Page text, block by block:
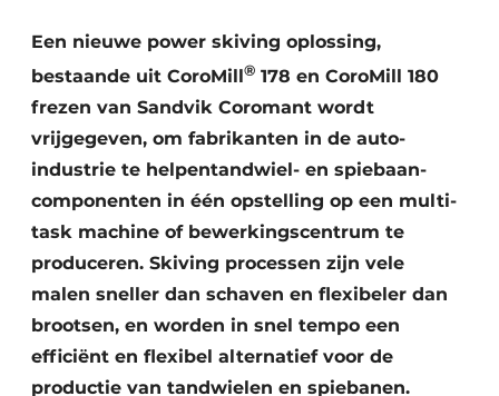
Een nieuwe power skiving oplossing,
bestaande uit CoroMill® 178 en CoroMill 180
frezen van Sandvik Coromant wordt
vrijgegeven, om fabrikanten in de auto-
industrie te helpentandwiel- en spiebaan-
componenten in één opstelling op een multi-
task machine of bewerkingscentrum te
produceren. Skiving processen zijn vele
malen sneller dan schaven en flexibeler dan
brootsen, en worden in snel tempo een
efficiënt en flexibel alternatief voor de
productie van tandwielen en spiebanen.